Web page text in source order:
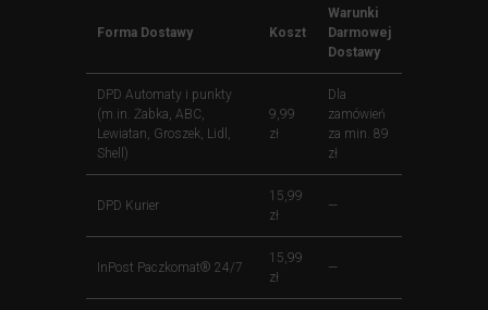
Forma Dostawy Koszt
Warunki
Darmowej
Dostawy
DPD Automaty i punkty
(m.in. Żabka, ABC,
Lewiatan, Groszek, Lidl,
Shell)
9,99
zł
Dla
zamówień
za min. 89
zł
DPD Kurier
15,99
zł
—
InPost Paczkomat® 24/7
15,99
zł
—